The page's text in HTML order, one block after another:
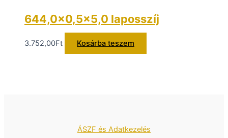
644,0×0,5×5,0 laposszíj
3.752,00Ft Kosárba teszem
ÁSZF és Adatkezelés